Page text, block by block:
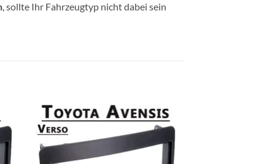
, sollte Ihr Fahrzeugtyp nicht dabei sein